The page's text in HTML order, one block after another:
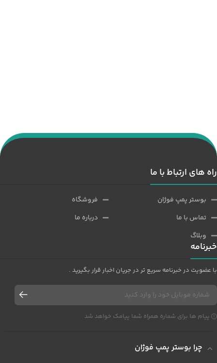
راه های ارتباط با ما
بوستر پمپ فوژان
تماس با ما
وبلاگ
فروشگاه
درباره ما
خبرنامه
با عضویت در خبرنامه سریع تر در جریان اخبار قرار بگیرید .
پیام ها برای شماره همراه شما پیامک خواهد شد
چرا بوستر پمپ فوژان